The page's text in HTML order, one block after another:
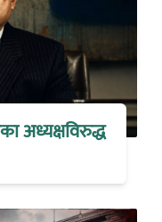
अध्यक्षविरुद्ध